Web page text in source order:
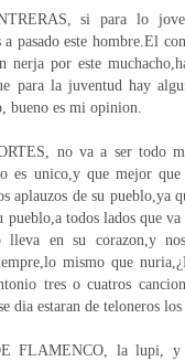
si para lo
a pasado este hombre.El
nerja por este
para la juventud hay
bueno es mi opinion.
no va a ser todo
es unico,y que mejor que
aplauzos de su pueblo,ya
pueblo,a todos lados que
en su corazon,y
mismo que
tres o cuatros
dia estaran de teloneros los
FLAMENCO, la lupi, y